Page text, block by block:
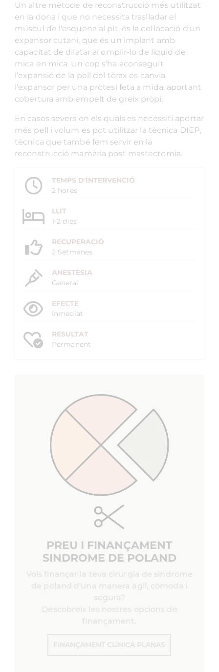
Un altre mètode de reconstrucció més utilitzat
en la dona i que no necessita traslladar el
múscul de l'esquena al pit, és la col·locació d'un
expansor cutani, que és un implant amb
capacitat de dilatar al omplir-lo de líquid de
mica en mica. Un cop s'ha aconseguit
l'expansió de la pell del tòrax es canvia
l'expansor per una pròtesi feta a mida, aportant
cobertura amb empelt de greix pròpi.
En casos severs en els quals es necessiti aportar
més pell i volum es pot utilitzar la tècnica DIEP,
tècnica que també fem servir en la
reconstrucció mamària post mastectomia.
TEMPS D'INTERVENCIÓ
2 hores
LLIT
1-2 dies
RECUPERACIÓ
2 Setmanes
ANESTÈSIA
General
EFECTE
Inmediat
RESULTAT
Permanent
PREU I FINANÇAMENT
SINDROME DE POLAND
Vols finançar la teva cirurgia de sindrome
de poland d'una manera àgil, còmoda i
segura?
Descobreix les nostres opcions de
finançament.
FINANÇAMENT CLÍNICA PLANAS